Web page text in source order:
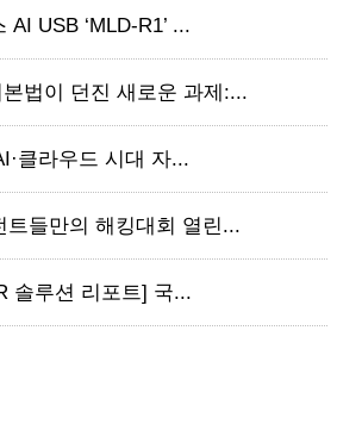
USB ‘MLD-R1’ ...
법이 던진 새로운 과제:...
클라우드 시대 자...
트들만의 해킹대회 열린...
솔루션 리포트] 국...